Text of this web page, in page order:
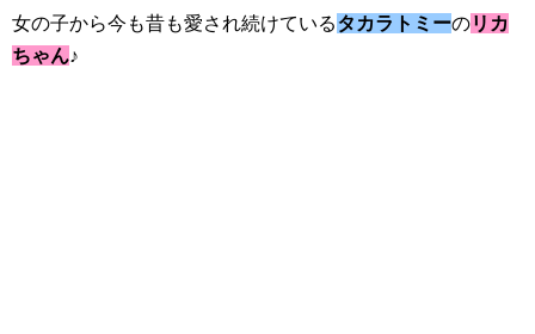
女の子から今も昔も愛され続けているタカラトミーのリカ
ちゃん♪